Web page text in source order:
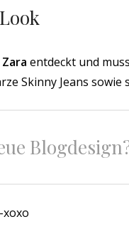
Zara entdeckt und
Skinny Jeans